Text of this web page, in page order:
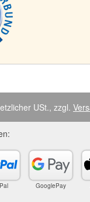
USt., zzgl.
GooglePay